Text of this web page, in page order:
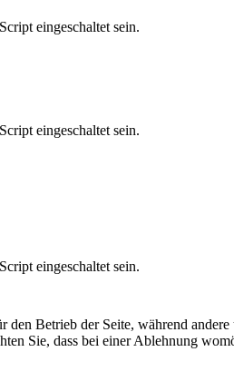
eingeschaltet sein.
eingeschaltet sein.
eingeschaltet sein.
Betrieb der Seite, während
Sie, dass bei einer Ablehnung